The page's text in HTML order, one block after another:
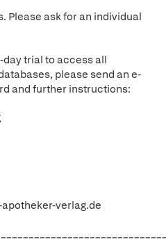
Please ask for an individual
day trial to access all
please send an e-
and further instructions:
verlag.de